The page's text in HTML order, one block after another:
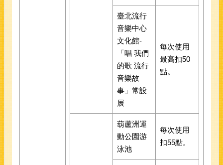
臺北流行
音樂中心
文化館-
「唱 我們
的歌 流行
音樂故
事」常設
展
每次使用
最高扣50
點。
葫蘆洲運
動公園游
泳池
每次使用
扣55點。